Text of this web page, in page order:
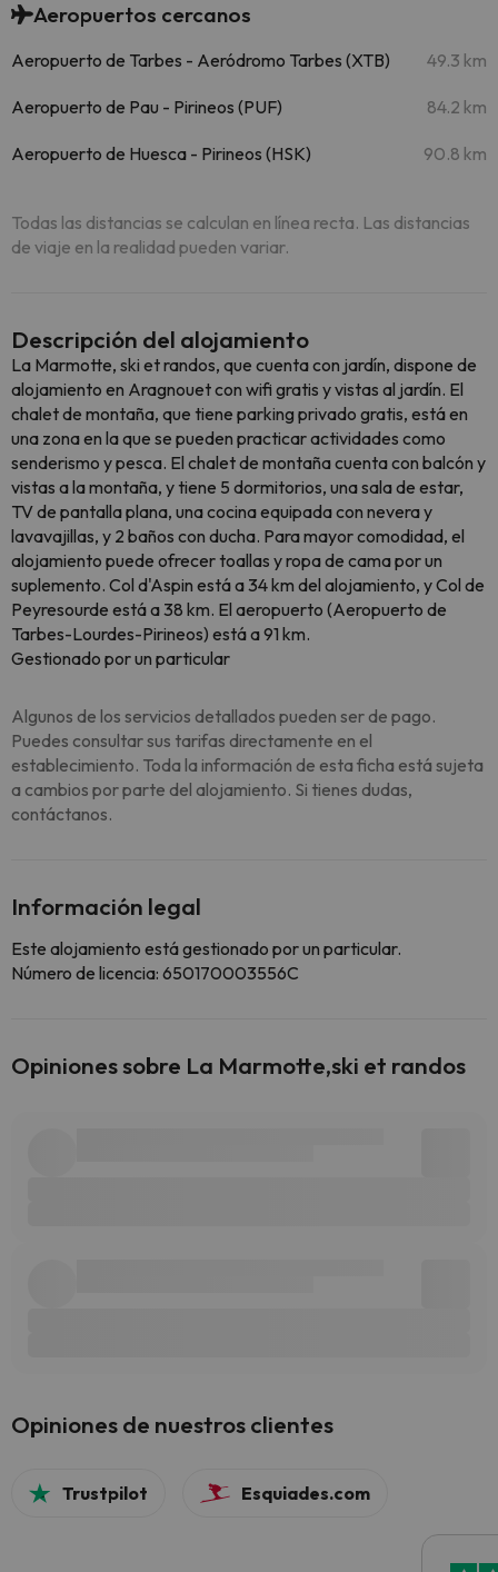
Aeropuertos cercanos
Aeropuerto de Tarbes - Aeródromo Tarbes (XTB) 49.3 km
Aeropuerto de Pau - Pirineos (PUF) 84.2 km
Aeropuerto de Huesca - Pirineos (HSK) 90.8 km
Todas las distancias se calculan en línea recta. Las distancias
de viaje en la realidad pueden variar.
Descripción del alojamiento
La Marmotte, ski et randos, que cuenta con jardín, dispone de
alojamiento en Aragnouet con wifi gratis y vistas al jardín. El
chalet de montaña, que tiene parking privado gratis, está en
una zona en la que se pueden practicar actividades como
senderismo y pesca. El chalet de montaña cuenta con balcón y
vistas a la montaña, y tiene 5 dormitorios, una sala de estar,
TV de pantalla plana, una cocina equipada con nevera y
lavavajillas, y 2 baños con ducha. Para mayor comodidad, el
alojamiento puede ofrecer toallas y ropa de cama por un
suplemento. Col d'Aspin está a 34 km del alojamiento, y Col de
Peyresourde está a 38 km. El aeropuerto (Aeropuerto de
Tarbes-Lourdes-Pirineos) está a 91 km.
Gestionado por un particular
Algunos de los servicios detallados pueden ser de pago.
Puedes consultar sus tarifas directamente en el
establecimiento. Toda la información de esta ficha está sujeta
a cambios por parte del alojamiento. Si tienes dudas,
contáctanos.
Información legal
Este alojamiento está gestionado por un particular.
Número de licencia: 650170003556C
Opiniones sobre La Marmotte,ski et randos
Opiniones de nuestros clientes
Trustpilot Esquiades.com